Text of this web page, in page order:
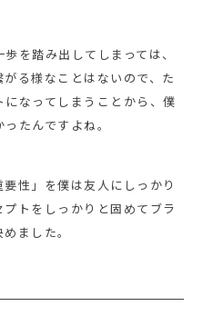
を踏み出してしまっては、
る様なことはないので、た
なってしまうことから、僕
たんですよね。
性」を僕は友人にしっかり
トをしっかりと固めてブラ
ました。